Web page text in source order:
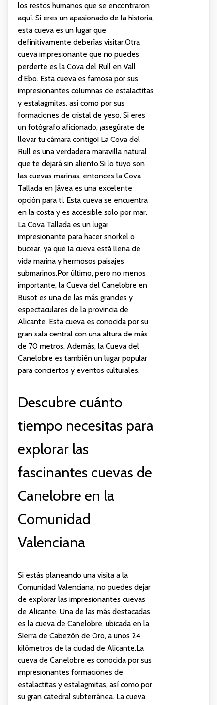
los restos humanos que se encontraron
aquí. Si eres un apasionado de la historia,
esta cueva es un lugar que
definitivamente deberías visitar.Otra
cueva impresionante que no puedes
perderte es la Cova del Rull en Vall
d'Ebo. Esta cueva es famosa por sus
impresionantes columnas de estalactitas
y estalagmitas, así como por sus
formaciones de cristal de yeso. Si eres
un fotógrafo aficionado, ¡asegúrate de
llevar tu cámara contigo! La Cova del
Rull es una verdadera maravilla natural
que te dejará sin aliento.Si lo tuyo son
las cuevas marinas, entonces la Cova
Tallada en Jávea es una excelente
opción para ti. Esta cueva se encuentra
en la costa y es accesible solo por mar.
La Cova Tallada es un lugar
impresionante para hacer snorkel o
bucear, ya que la cueva está llena de
vida marina y hermosos paisajes
submarinos.Por último, pero no menos
importante, la Cueva del Canelobre en
Busot es una de las más grandes y
espectaculares de la provincia de
Alicante. Esta cueva es conocida por su
gran sala central con una altura de más
de 70 metros. Además, la Cueva del
Canelobre es también un lugar popular
para conciertos y eventos culturales.
Descubre cuánto
tiempo necesitas para
explorar las
fascinantes cuevas de
Canelobre en la
Comunidad
Valenciana
Si estás planeando una visita a la
Comunidad Valenciana, no puedes dejar
de explorar las impresionantes cuevas
de Alicante. Una de las más destacadas
es la cueva de Canelobre, ubicada en la
Sierra de Cabezón de Oro, a unos 24
kilómetros de la ciudad de Alicante.La
cueva de Canelobre es conocida por sus
impresionantes formaciones de
estalactitas y estalagmitas, así como por
su gran catedral subterránea. La cueva